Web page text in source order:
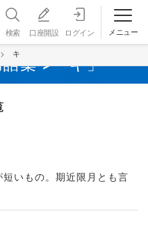
検索 口座開設 ログイン メニュー
集 >「キ」
キ
いもの。期近限月とも言